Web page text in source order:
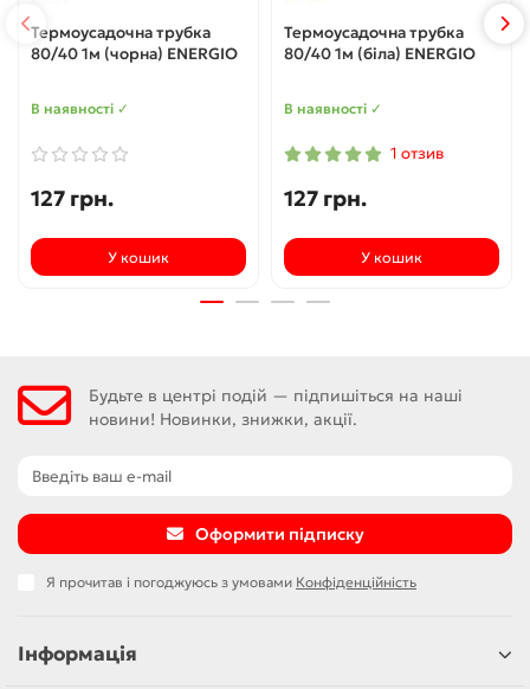
Термоусадочна трубка
80/40 1м (чорна) ENERGIO
В наявності ✓
127 грн.
У кошик
Термоусадочна трубка
80/40 1м (біла) ENERGIO
В наявності ✓
1 отзив
127 грн.
У кошик
Будьте в центрі подій — підпишіться на наші
новини! Новинки, знижки, акції.
Оформити підписку
Я прочитав і погоджуюсь з умовами Конфіденційність
Інформація